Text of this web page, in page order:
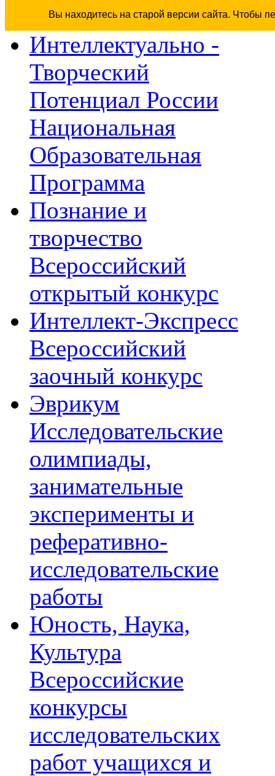
Вы находитесь на старой версии сайта. Чтобы
Интеллектуально -
Творческий
Потенциал России
Национальная
Образовательная
Программа
Познание и
творчество
Всероссийский
открытый конкурс
Интеллект-Экспресс
Всероссийский
заочный конкурс
Эврикум
Исследовательские
олимпиады,
занимательные
эксперименты и
реферативно-
исследовательские
работы
Юность, Наука,
Культура
Всероссийские
конкурсы
исследовательских
работ учащихся и